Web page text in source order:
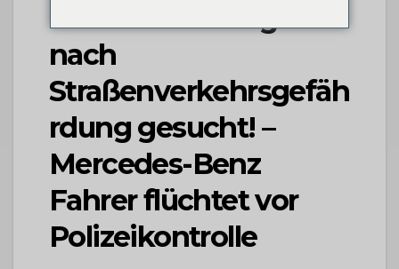
POL-PDTR: Zeugen
nach
Straßenverkehrsgefäh
rdung gesucht! –
Mercedes-Benz
Fahrer flüchtet vor
Polizeikontrolle